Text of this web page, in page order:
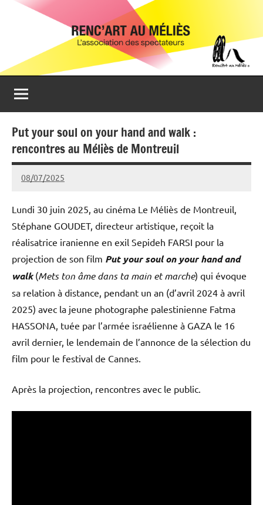
Renc'Art
Méliès
Association
spectateurs
du
cinéma
Le
Montreuil
Put your soul on your hand and walk :
rencontres au Méliès de Montreuil
08/07/2025
Michel
1
Lundi 30 juin 2025, au cinéma Le Méliès de Montreuil,
Stéphane GOUDET, directeur artistique, reçoit la
réalisatrice iranienne en exil Sepideh FARSI pour la
projection de son film Put your soul on your hand and
walk(Mets ton âme dans ta main et marche) qui évoque
sa relation à distance, pendant un an (d’avril 2024 à avril
2025) avec la jeune photographe palestinienne Fatma
HASSONA, tuée par l’armée israélienne à GAZA le 16
avril dernier, le lendemain de l’annonce de la sélection du
film pour le festival de Cannes.
Après la projection, rencontres avec le public.